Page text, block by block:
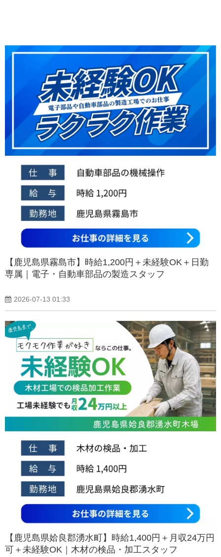
【鹿児島県霧島市】時給1,200円＋未経験OK＋日勤
専属｜電子・自動車部品の製造スタッフ
2026-07-13 01:33
【鹿児島県姶良郡湧水町】時給1,400円＋月収24万円
可＋未経験OK｜木材の検品・加工スタッフ